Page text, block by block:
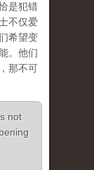
是犯错
不仅爱
希望变
。他们
那不可
not